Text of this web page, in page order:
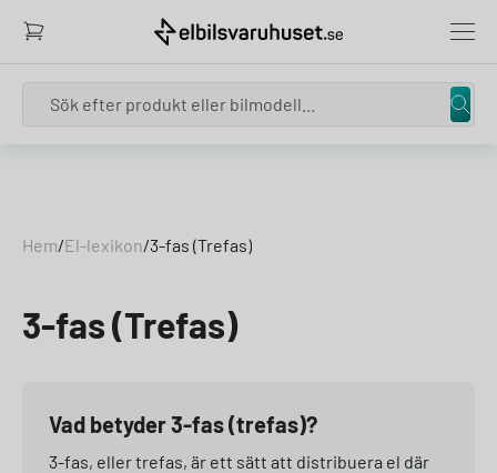
Hem/El-lexikon/3-fas (Trefas)
3-fas (Trefas)
Vad betyder 3-fas (trefas)?
3-fas, eller trefas, är ett sätt att distribuera el där